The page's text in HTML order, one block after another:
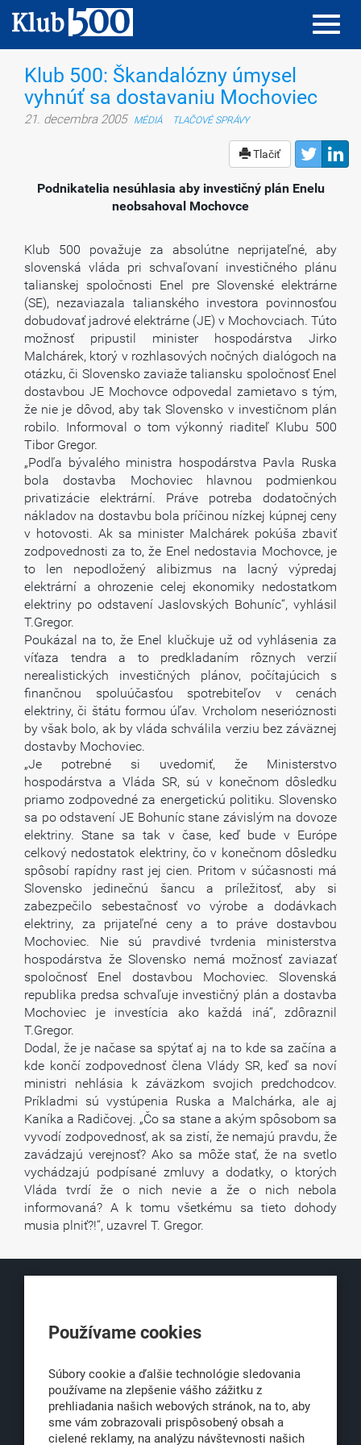
Klub 500: Škandalózny úmysel
vyhnúť sa dostavaniu Mochoviec
21. decembra 2005 MÉDIÁ TLAČOVÉ SPRÁVY
Tlačiť
Podnikatelia nesúhlasia aby investičný plán Enelu
neobsahoval Mochovce
Klub 500 považuje za absolútne neprijateľné, aby
slovenská vláda pri schvaľovaní investičného plánu
talianskej spoločnosti Enel pre Slovenské elektrárne
(SE), nezaviazala talianského investora povinnosťou
dobudovať jadrové elektrárne (JE) v Mochovciach. Túto
možnosť pripustil minister hospodárstva Jirko
Malchárek, ktorý v rozhlasových nočných dialógoch na
otázku, či Slovensko zaviaže taliansku spoločnosť Enel
dostavbou JE Mochovce odpovedal zamietavo s tým,
že nie je dôvod, aby tak Slovensko v investičnom plán
robilo. Informoval o tom výkonný riaditeľ Klubu 500
Tibor Gregor.
„Podľa bývalého ministra hospodárstva Pavla Ruska
bola dostavba Mochoviec hlavnou podmienkou
privatizácie elektrární. Práve potreba dodatočných
nákladov na dostavbu bola príčinou nízkej kúpnej ceny
v hotovosti. Ak sa minister Malchárek pokúša zbaviť
zodpovednosti za to, že Enel nedostavia Mochovce, je
to len nepodložený alibizmus na lacný výpredaj
elektrární a ohrozenie celej ekonomiky nedostatkom
elektriny po odstavení Jaslovských Bohuníc“, vyhlásil
T.Gregor.
Poukázal na to, že Enel klučkuje už od vyhlásenia za
víťaza tendra a to predkladaním rôznych verzií
nerealistických investičných plánov, počítajúcich s
finančnou spoluúčasťou spotrebiteľov v cenách
elektriny, či štátu formou úľav. Vrcholom neserióznosti
by však bolo, ak by vláda schválila verziu bez záväznej
dostavby Mochoviec.
„Je potrebné si uvedomiť, že Ministerstvo
hospodárstva a Vláda SR, sú v konečnom dôsledku
priamo zodpovedné za energetickú politiku. Slovensko
sa po odstavení JE Bohuníc stane závislým na dovoze
elektriny. Stane sa tak v čase, keď bude v Európe
celkový nedostatok elektriny, čo v konečnom dôsledku
spôsobí rapídny rast jej cien. Pritom v súčasnosti má
Slovensko jedinečnú šancu a príležitosť, aby si
zabezpečilo sebestačnosť vo výrobe a dodávkach
elektriny, za prijateľné ceny a to práve dostavbou
Mochoviec. Nie sú pravdivé tvrdenia ministerstva
hospodárstva že Slovensko nemá možnosť zaviazať
spoločnosť Enel dostavbou Mochoviec. Slovenská
republika predsa schvaľuje investičný plán a dostavba
Mochoviec je investícia ako každá iná“, zdôraznil
T.Gregor.
Dodal, že je načase sa spýtať aj na to kde sa začína a
kde končí zodpovednosť člena Vlády SR, keď sa noví
ministri nehlásia k záväzkom svojich predchodcov.
Príkladmi sú vystúpenia Ruska a Malchárka, ale aj
Kaníka a Radičovej. „Čo sa stane a akým spôsobom sa
vyvodí zodpovednosť, ak sa zistí, že nemajú pravdu, že
zavádzajú verejnosť? Ako sa môže stať, že na svetlo
vychádzajú podpísané zmluvy a dodatky, o ktorých
Vláda tvrdí že o nich nevie a že o nich nebola
informovaná? A k tomu všetkému sa tieto dohody
musia plniť?!“, uzavrel T. Gregor.
Obchodná 6
office@klub500.sk
Používame cookies
Súbory cookie a ďalšie technológie sledovania
používame na zlepšenie vášho zážitku z
prehliadania našich webových stránok, na to, aby
sme vám zobrazovali prispôsobený obsah a
cielené reklamy, na analýzu návštevnosti našich